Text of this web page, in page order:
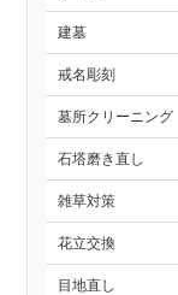
建墓
戒名彫刻
墓所クリーニング
石塔磨き直し
雑草対策
花立交換
目地直し